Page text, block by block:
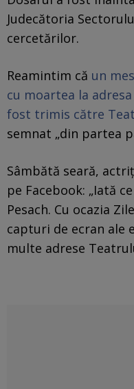
Judecătoria
cercetărilor.
Reamintim că un
cu moartea la
fost trimis către
semnat „din partea
Sâmbătă seară,
pe Facebook: „Iată
Pesach. Cu ocazia
capturi de ecran ale
multe adrese